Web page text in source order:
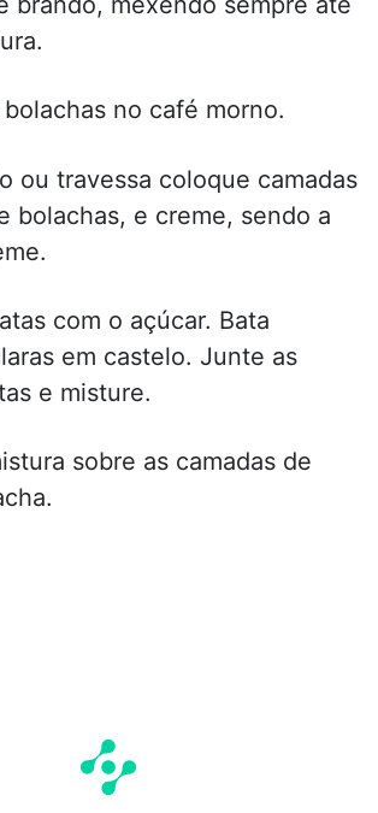
no café morno.
ou travessa coloque camadas
bolachas, e creme, sendo a
com o açúcar. Bata
em castelo. Junte as
e misture.
sobre as camadas de